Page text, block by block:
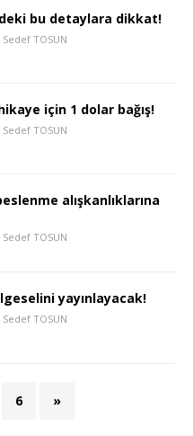
bu detaylara dikkat!
Sedef TOSUN
için 1 dolar bağış!
Sedef TOSUN
alışkanlıklarına
Sedef TOSUN
yayınlayacak!
Sedef TOSUN
6 »